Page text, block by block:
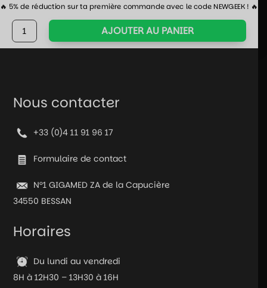
🔥 5% de réduction sur ta première commande avec le code NEWGEEK ! 🔥
quantité
de
n°1124
Tokyo
Re
AJOUTER AU PANIER
Nous contacter
+33 (0)4 11 91 96 17
Formulaire de contact
N°1 GIGAMED ZA de la Capucière
34550 BESSAN
Horaires
Du lundi au vendredi
8H à 12H30 – 13H30 à 16H